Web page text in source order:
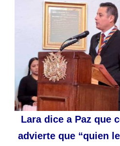
Lara dice a Paz que
advierte que “quien